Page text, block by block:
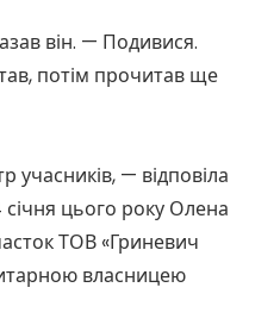
він. — Подивися.
потім прочитав ще
учасників, — відповіла
цього року Олена
ТОВ «Гриневич
власницею